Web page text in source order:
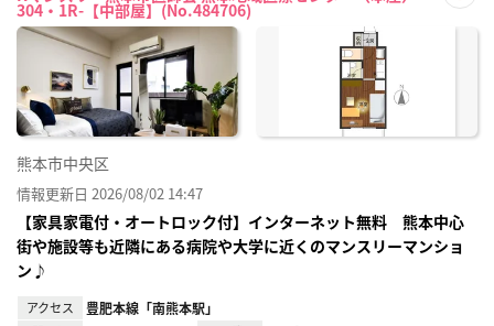
304・1R-【中部屋】(No.484706)
に入
熊本市中央区
情報更新日 2026/08/02 14:47
【家具家電付・オートロック付】インターネット無料 熊本中心
街や施設等も近隣にある病院や大学に近くのマンスリーマンショ
ン♪
アクセス 豊肥本線「南熊本駅」